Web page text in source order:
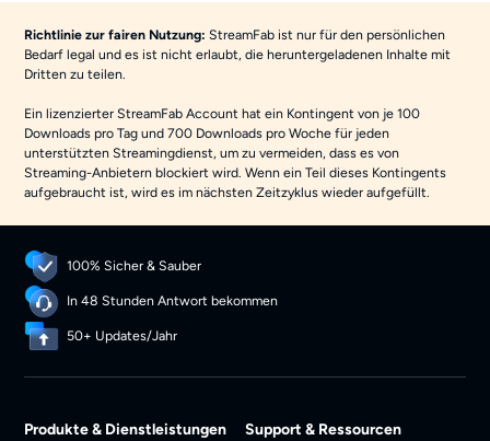
Richtlinie zur fairen Nutzung:StreamFab ist nur für den persönlichen
Bedarf legal und es ist nicht erlaubt, die heruntergeladenen Inhalte mit
Dritten zu teilen.
Ein lizenzierter StreamFab Account hat ein Kontingent von je 100
Downloads pro Tag und 700 Downloads pro Woche für jeden
unterstützten Streamingdienst, um zu vermeiden, dass es von
Streaming-Anbietern blockiert wird. Wenn ein Teil dieses Kontingents
aufgebraucht ist, wird es im nächsten Zeitzyklus wieder aufgefüllt.
100% Sicher & Sauber
In 48 Stunden Antwort bekommen
50+ Updates/Jahr
Produkte & Dienstleistungen Support & Ressourcen